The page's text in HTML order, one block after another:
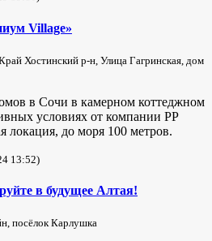
Village»
Хостинский р-н, Улица Гагринская, дом
в Сочи в камерном коттеджном
условиях от компании РР
локация, до моря 100 метров.
13:52)
в будущее Алтая!
посёлок Карлушка